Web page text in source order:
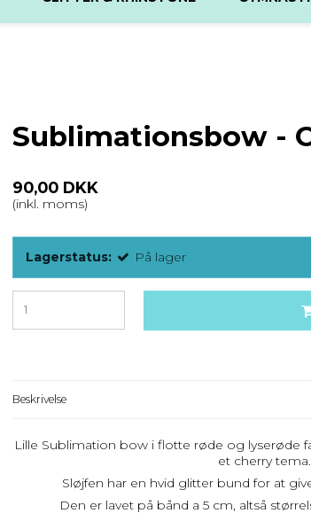
Sublimationsbow -
90,00 DKK
(inkl. moms)
Lagerstatus: På lager
Beskrivelse
Lille Sublimation bow i flotte røde og lyserøde
et cherry tema.
Sløjfen har en hvid glitter bund for at
Den er lavet på bånd a 5 cm, altså